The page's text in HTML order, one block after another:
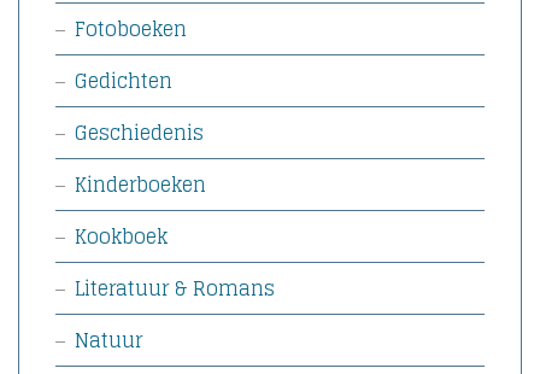
Fotoboeken
Gedichten
Geschiedenis
Kinderboeken
Kookboek
Literatuur & Romans
Natuur